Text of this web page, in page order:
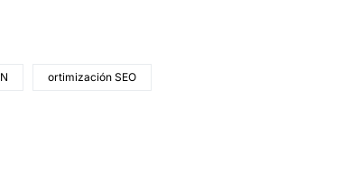
ortimización SEO